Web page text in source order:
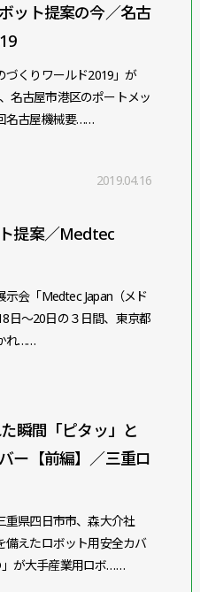
ット提案の今／名古
づくりワールド2019」が
名古屋市港区のポートメッ
名古屋機械要……
2019.04.16
提案／Medtec
会「Medtec Japan（メド
日～20日の３日間、東京都
れ……
瞬間「ピタッ」と
ー【前編】／三重ロ
重県四日市市、森大介社
備えたロボット用安全カバ
」が大手産業用ロボ……